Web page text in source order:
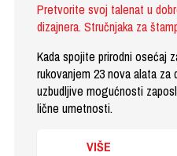
Pretvorite svoj talenat u
dizajnera. Stručnjaka za
Kada spojite prirodni osećaj
rukovanjem 23 nova alata za
uzbudljive mogućnosti
lične umetnosti.
VIŠE